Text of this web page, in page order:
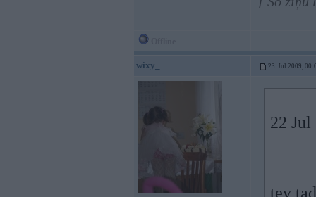
wixy_ 23. Jul 2009,
22
tev